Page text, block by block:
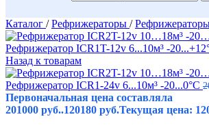
Каталог / Рефрижераторы /
Рефрижератор ICR1T-12v 6...10м³ -
Назад к товарам
Рефрижератор ICR1-24v 6...10м³ -20...0°C
Первоначальная цена составляла
201000 руб..120180 руб.Текущая цена: